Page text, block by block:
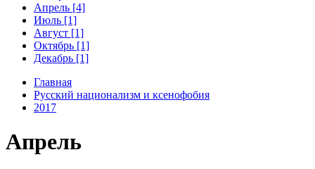
Апрель [4]
Июль [1]
Август [1]
Октябрь [1]
Декабрь [1]
Главная
Русский национализм и ксенофобия
2017
Апрель